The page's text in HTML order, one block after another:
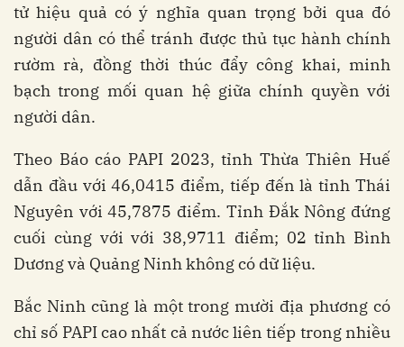
tử hiệu quả có ý nghĩa quan trọng bởi qua đó
người dân có thể tránh được thủ tục hành chính
rườm rà, đồng thời thúc đẩy công khai, minh
bạch trong mối quan hệ giữa chính quyền với
người dân.
Theo Báo cáo PAPI 2023, tỉnh Thừa Thiên Huế
dẫn đầu với 46,0415 điểm, tiếp đến là tỉnh Thái
Nguyên với 45,7875 điểm. Tỉnh Đắk Nông đứng
cuối cùng với với 38,9711 điểm; 02 tỉnh Bình
Dương và Quảng Ninh không có dữ liệu.
Bắc Ninh cũng là một trong mười địa phương có
chỉ số PAPI cao nhất cả nước liên tiếp trong nhiều